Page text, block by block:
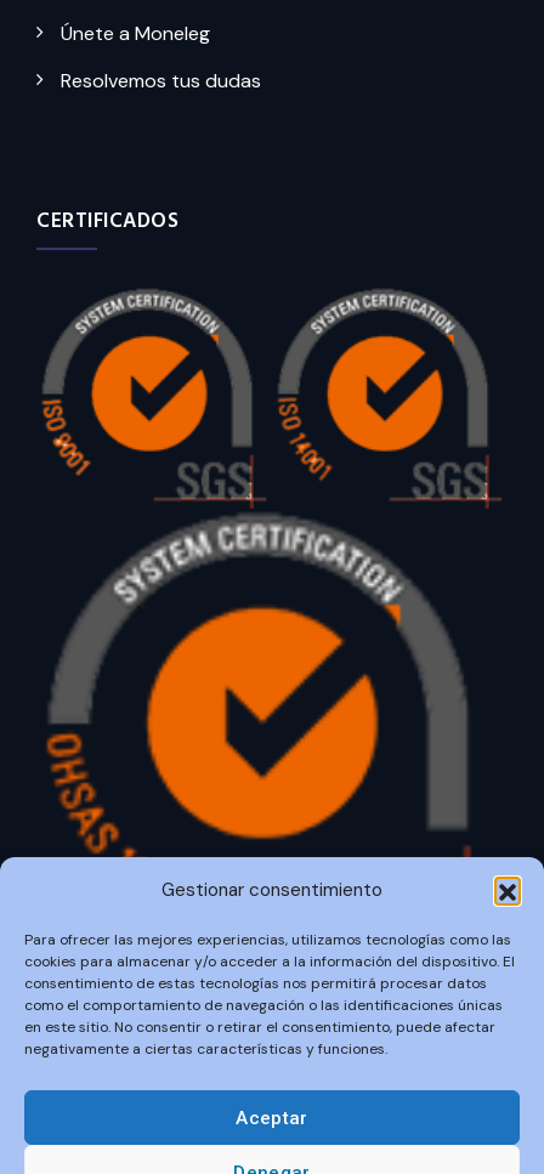
Gestionar consentimiento
Para ofrecer las mejores experiencias, utilizamos tecnologías como las
cookies para almacenar y/o acceder a la información del dispositivo. El
consentimiento de estas tecnologías nos permitirá procesar datos
como el comportamiento de navegación o las identificaciones únicas
en este sitio. No consentir o retirar el consentimiento, puede afectar
negativamente a ciertas características y funciones.
Aceptar
Únete a Moneleg
Resolvemos tus dudas
CERTIFICADOS
©Moneleg, Todos los Derechos Reservados